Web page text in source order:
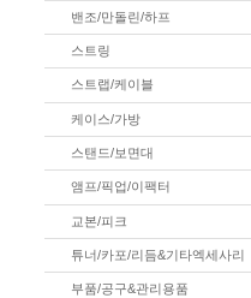
밴조/만돌린/하프
스트링
스트랩/케이블
케이스/가방
스탠드/보면대
앰프/픽업/이팩터
교본/피크
튜너/카포/리듬&기타엑세사리
부품/공구&관리용품